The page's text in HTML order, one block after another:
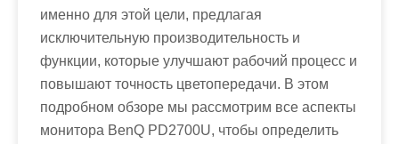
именно для этой цели, предлагая
исключительную производительность и
функции, которые улучшают рабочий процесс и
повышают точность цветопередачи. В этом
подробном обзоре мы рассмотрим все аспекты
монитора BenQ PD2700U, чтобы определить